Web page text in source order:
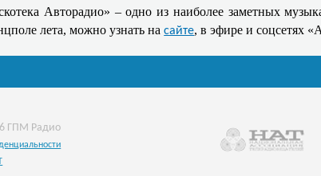
Авторадио» – одно из наиболее заметных
лета, можно узнать насайте, в эфире и соцсетях
ГПМ Радио